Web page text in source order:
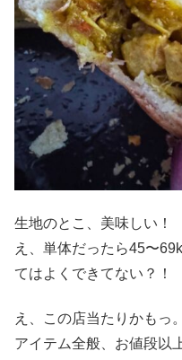
生地のとこ、美味しい！
え、単体だったら45〜
てはよくできてない？！
え、この店当たりかもっ。
アイテム全般、お値段以